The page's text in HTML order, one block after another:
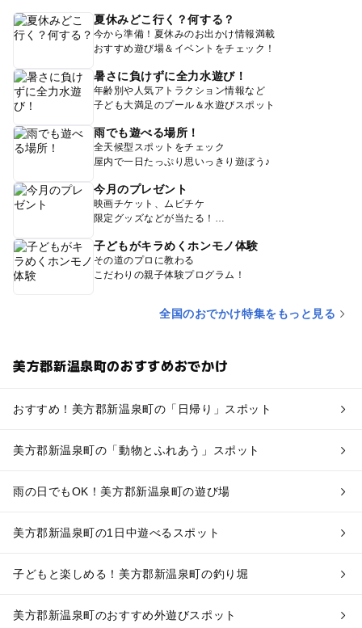
夏休みどこ行く？何する？
今から準備！夏休みのお出かけ情報満載
おすすめ遊び場＆イベントをチェック！
暑さに負けずに全力水遊び！
年齢別や人気アトラクション情報など
子ども大満足のプール＆水遊びスポット
雨でも遊べる場所！
全天候型スポットをチェック
屋内で一日たっぷり思いっきり遊ぼう♪
今月のプレゼント
映画チケット、ムビチケ
限定グッズなどが当たる！
子どもがキラめくホンモノ体験
その道のプロに教わる
こだわりの親子体験プログラム！
全国のおでかけ特集をもっと見る
美方郡新温泉町のおすすめおでかけ
おすすめ！美方郡新温泉町の「日帰り」スポット
美方郡新温泉町の「動物とふれあう」スポット
雨の日でもOK！美方郡新温泉町の遊び場
美方郡新温泉町の1日中遊べるスポット
子どもと楽しめる！美方郡新温泉町の釣り堀
美方郡新温泉町のおすすめ外遊びスポット